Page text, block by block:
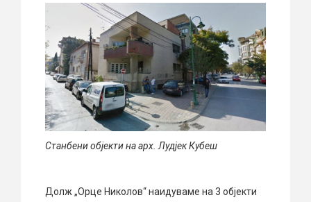
Станбени објекти на арх. Лудјек Кубеш
Долж „Орце Николов“ наидуваме на 3 објекти